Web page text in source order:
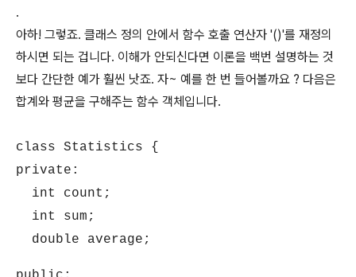
.
아하! 그렇죠. 클래스 정의 안에서 함수 호출 연산자 '()'를 재정의
하시면 되는 겁니다. 이해가 안되신다면 이론을 백번 설명하는 것
보다 간단한 예가 훨씬 낫죠. 자~ 예를 한 번 들어볼까요 ? 다음은
합계와 평균을 구해주는 함수 객체입니다.
class Statistics {
private:
int count;
int sum;
double average;